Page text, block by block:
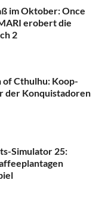
im Oktober: Once
erobert die
2
of Cthulhu: Koop-
der Konquistadoren
Simulator 25: